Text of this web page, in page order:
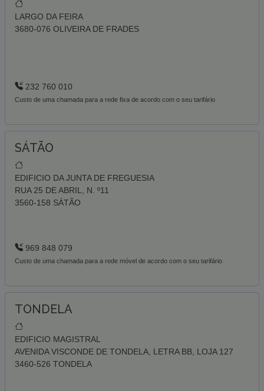
LARGO DA FEIRA
3680-076 OLIVEIRA DE FRADES
232 760 010
Custo de uma chamada para a rede fixa de acordo com o seu tarifário
SÁTÃO
EDIFICIO DA JUNTA DE FREGUESIA
RUA 25 DE ABRIL, N. º11
3560-158 SÁTÃO
969 848 079
Custo de uma chamada para a rede móvel de acordo com o seu tarifário
TONDELA
EDIFICIO MAGISTRAL
AVENIDA VISCONDE DE TONDELA, LETRA BB, LOJA 127
3460-526 TONDELA